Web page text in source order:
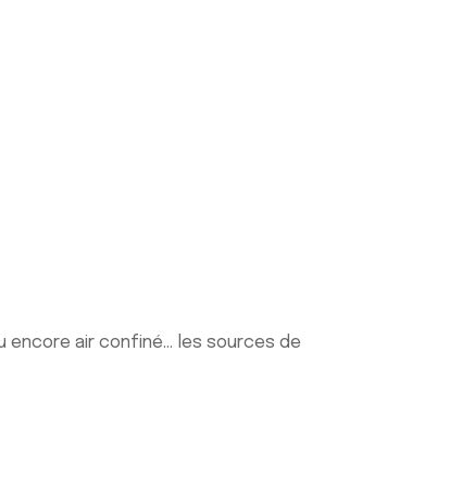
encore air confiné… les sources de